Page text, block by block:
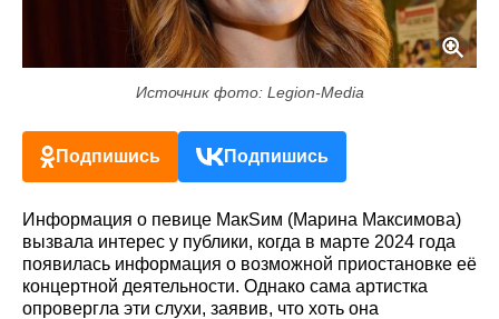
Источник фото: Legion-Media
Подпишись Подпишись
Информация о певице МакSим (Марина Максимова)
вызвала интерес у публики, когда в марте 2024 года
появилась информация о возможной приостановке её
концертной деятельности. Однако сама артистка
опровергла эти слухи, заявив, что хоть она